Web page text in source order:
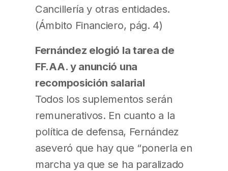
Cancillería y otras entidades.
(Ámbito Financiero, pág. 4)
Fernández elogió la tarea de
FF.AA. y anunció una
recomposición salarial
Todos los suplementos serán
remunerativos. En cuanto a la
política de defensa, Fernández
aseveró que hay que “ponerla en
marcha ya que se ha paralizado